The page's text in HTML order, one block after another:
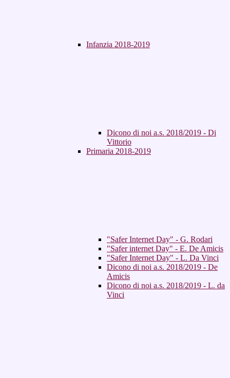
Infanzia 2018-2019
Dicono di noi a.s. 2018/2019 - Di
Vittorio
Primaria 2018-2019
"Safer Internet Day" - G. Rodari
"Safer internet Day" - E. De Amicis
"Safer Internet Day" - L. Da Vinci
Dicono di noi a.s. 2018/2019 - De
Amicis
Dicono di noi a.s. 2018/2019 - L. da
Vinci